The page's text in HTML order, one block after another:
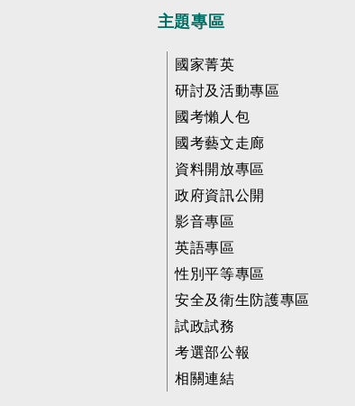
主題專區
國家菁英
研討及活動專區
國考懶人包
國考藝文走廊
資料開放專區
政府資訊公開
影音專區
英語專區
性別平等專區
安全及衛生防護專區
試政試務
考選部公報
相關連結